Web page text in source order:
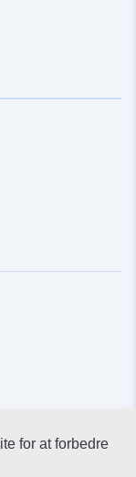
for at forbedre